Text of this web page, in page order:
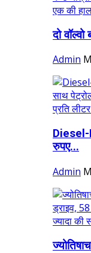
दो
Admin
रुपए...
Admin